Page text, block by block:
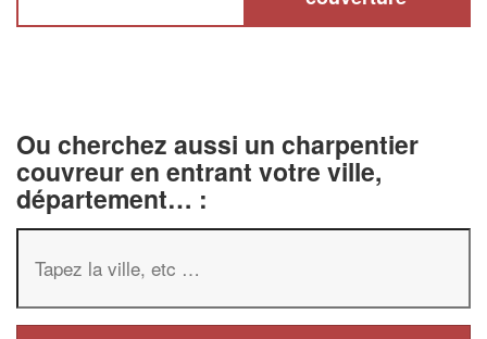
Ou cherchez aussi un charpentier
couvreur en entrant votre ville,
département… :